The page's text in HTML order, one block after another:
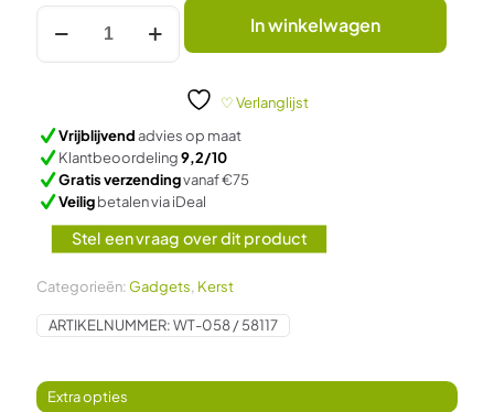
Lichtsnoer
"Candy
Canes"
aantal
In winkelwagen
♡ Verlanglijst
Vrijblijvendadvies op maat
Klantbeoordeling9,2/10
Gratis verzendingvanaf €75
Veiligbetalen via iDeal
Stel een vraag over dit product
Categorieën:Gadgets, Kerst
ARTIKELNUMMER:WT-058 / 58117